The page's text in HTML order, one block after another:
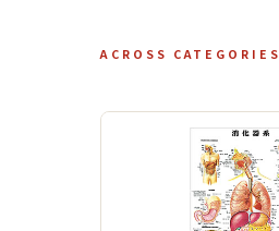
ACROSS CATEGORIES